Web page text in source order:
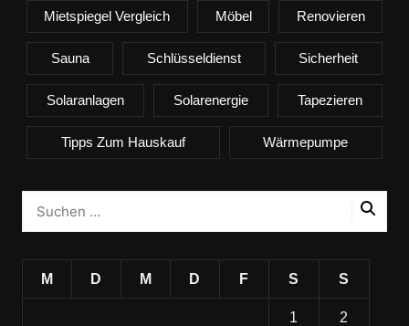
Mietspiegel Vergleich Möbel Renovieren
Sauna Schlüsseldienst Sicherheit
Solaranlagen Solarenergie Tapezieren
Tipps Zum Hauskauf Wärmepumpe
M D M D F S S
1 2